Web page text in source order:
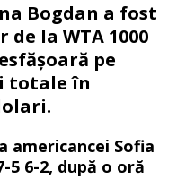
Bogdan a fost
la WTA 1000
pe
totale în
americancei Sofia
5 6-2, după o oră